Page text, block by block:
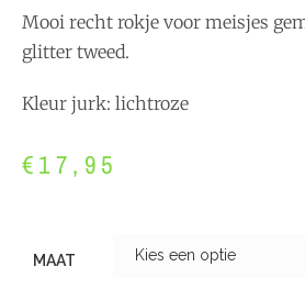
Mooi recht rokje voor meisjes
glitter tweed.
Kleur jurk: lichtroze
€17,95
MAAT